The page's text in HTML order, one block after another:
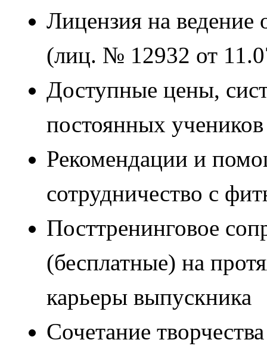
Лицензия на ведение
(лиц. № 12932 от
Доступные цены,
постоянных учеников
Рекомендации и
сотрудничество с
Посттренинговое
(бесплатные) на
карьеры выпускника
Сочетание